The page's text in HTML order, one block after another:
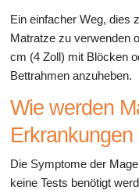
Ein einfacher Weg, dies
Matratze zu verwenden
cm (4 Zoll) mit Blöcken
Bettrahmen anzuheben.
Wie werden
Die Symptome der
keine Tests benötigt